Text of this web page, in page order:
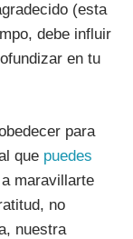
(esta
debe influir
en tu
para
que puedes
maravillarte
no
nuestra